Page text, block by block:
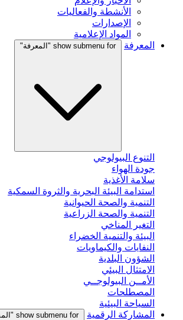
الأنشطة والفعاليات
الإصدارات
المواد الإعلامية
المعرفة
show submenu for "المعرفة"
التنوع البيولوجي
جودة الهواء
سلامة الأغذية
استدامة البيئة البحرية والثروة السمكية
التنمية والصحة الحيوانية
التنمية والصحة الزراعية
التغير المناخي
البيئة والتنمية الخضراء
النفايات والكيماويات
الشؤون البلدية
الامتثال البيئي
الأمــن البيولوجــي
المصطلحات
السياحة البيئية
المشاركة الرقمية
show submenu for "المشاركة الرقمية"